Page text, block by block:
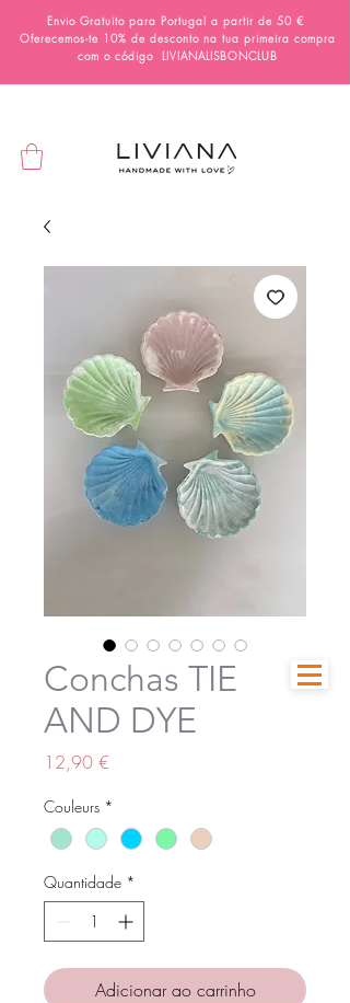
Envio Gratuito para Portugal a partir de 50 €
Oferecemos-te 10% de desconto na tua primeira compra
com o código
LIVIANALISBONCLUB
Conchas TIE
AND DYE
12,90 €
Couleurs *
Quantidade *
Adicionar ao carrinho